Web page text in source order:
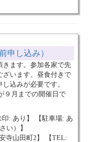
申し込み）
きます。参加各家で先
ざいます。昼食付きで
必要です。
９月までの開催日で
: あり】 【駐車場: あ
い）】
寺山田町2】 【TEL: